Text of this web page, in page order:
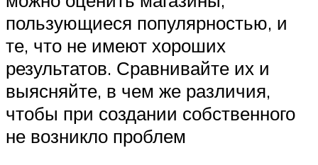
пользующиеся популярностью, и
те, что не имеют хороших
результатов. Сравнивайте их и
выясняйте, в чем же различия,
чтобы при создании собственного
не возникло проблем